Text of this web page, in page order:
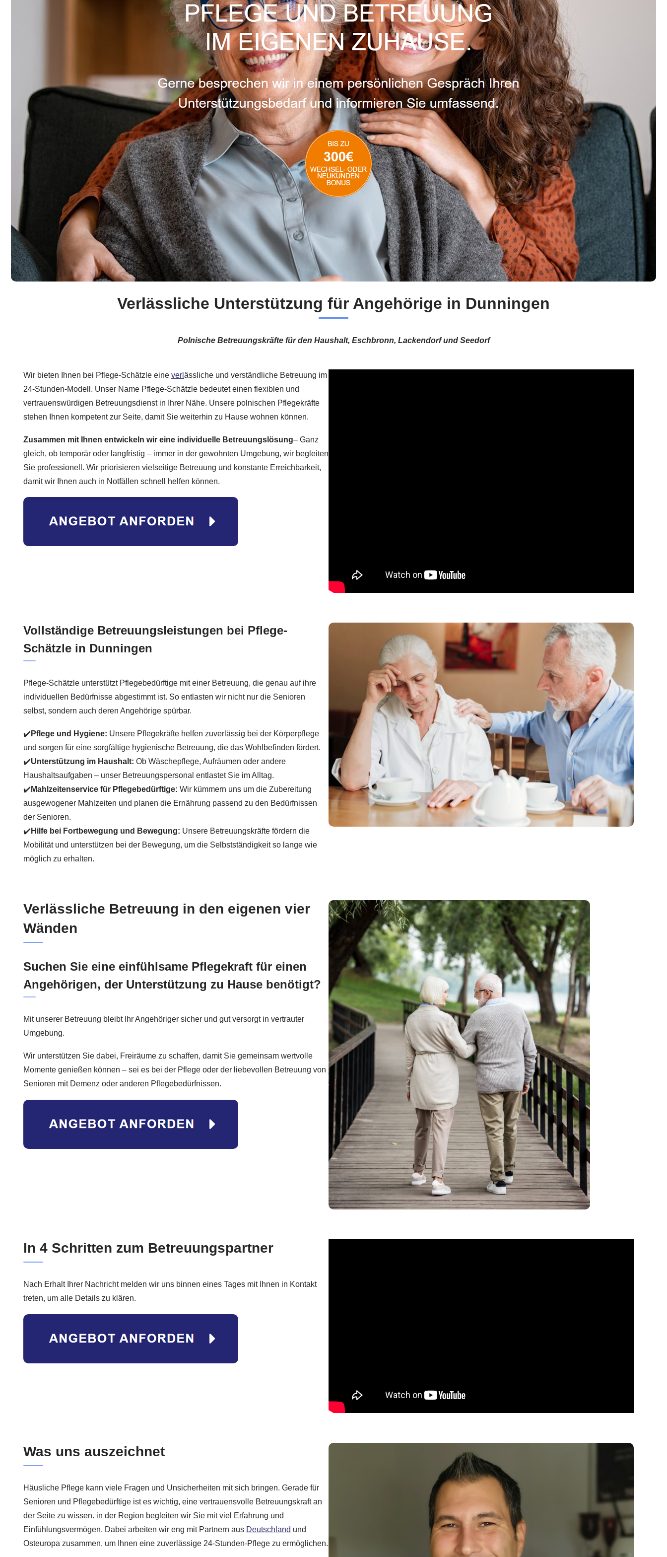
Verlässliche Unterstützung für Angehörige in Dunningen
Polnische Betreuungskräfte für den Haushalt, Eschbronn, Lackendorf und Seedorf
Wir bieten Ihnen bei Pflege-Schätzle eine verl ässliche und verständliche Betreuung im
24-Stunden-Modell. Unser Name Pflege-Schätzle bedeutet einen flexiblen und
vertrauenswürdigen Betreuungsdienst in Ihrer Nähe. Unsere polnischen Pflegekräfte
stehen Ihnen kompetent zur Seite, damit Sie weiterhin zu Hause wohnen können.
Zusammen mit Ihnen entwickeln wir eine individuelle Betreuungslösung– Ganz
gleich, ob temporär oder langfristig – immer in der gewohnten Umgebung, wir begleiten
Sie professionell. Wir priorisieren vielseitige Betreuung und konstante Erreichbarkeit,
damit wir Ihnen auch in Notfällen schnell helfen können.
Vollständige Betreuungsleistungen bei Pflege-
Schätzle in Dunningen
Pflege-Schätzle unterstützt Pflegebedürftige mit einer Betreuung, die genau auf ihre
individuellen Bedürfnisse abgestimmt ist. So entlasten wir nicht nur die Senioren
selbst, sondern auch deren Angehörige spürbar.
✔️ Pflege und Hygiene: Unsere Pflegekräfte helfen zuverlässig bei der Körperpflege
und sorgen für eine sorgfältige hygienische Betreuung, die das Wohlbefinden fördert.
✔️Unterstützung im Haushalt: Ob Wäschepflege, Aufräumen oder andere
Haushaltsaufgaben – unser Betreuungspersonal entlastet Sie im Alltag.
✔️ Mahlzeitenservice für Pflegebedürftige: Wir kümmern uns um die Zubereitung
ausgewogener Mahlzeiten und planen die Ernährung passend zu den Bedürfnissen
der Senioren.
✔️ Hilfe bei Fortbewegung und Bewegung: Unsere Betreuungskräfte fördern die
Mobilität und unterstützen bei der Bewegung, um die Selbstständigkeit so lange wie
möglich zu erhalten.
Verlässliche Betreuung in den eigenen vier
Wänden
Suchen Sie eine einfühlsame Pflegekraft für einen
Angehörigen, der Unterstützung zu Hause benötigt?
Mit unserer Betreuung bleibt Ihr Angehöriger sicher und gut versorgt in vertrauter
Umgebung.
Wir unterstützen Sie dabei, Freiräume zu schaffen, damit Sie gemeinsam wertvolle
Momente genießen können – sei es bei der Pflege oder der liebevollen Betreuung von
Senioren mit Demenz oder anderen Pflegebedürfnissen.
In 4 Schritten zum Betreuungspartner
Nach Erhalt Ihrer Nachricht melden wir uns binnen eines Tages mit Ihnen in Kontakt
treten, um alle Details zu klären.
Was uns auszeichnet
Häusliche Pflege kann viele Fragen und Unsicherheiten mit sich bringen. Gerade für
Senioren und Pflegebedürftige ist es wichtig, eine vertrauensvolle Betreuungskraft an
der Seite zu wissen. in der Region begleiten wir Sie mit viel Erfahrung und
Einfühlungsvermögen. Dabei arbeiten wir eng mit Partnern aus Deutschland und
Osteuropa zusammen, um Ihnen eine zuverlässige 24-Stunden-Pflege zu ermöglichen.